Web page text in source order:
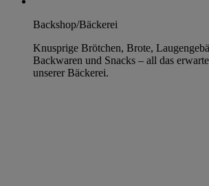
Backshop/Bäckerei
Knusprige Brötchen, Brote,
Backwaren und Snacks – all das
unserer Bäckerei.